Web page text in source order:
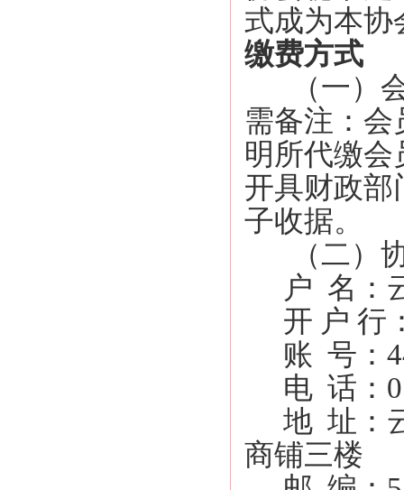
式成为本协
缴费方式
（一）
需备注：会
明所代缴会
开具财政部
子收据。
（二）
户 名：
开 户 行
账 号：
电 话：
地 址：
商铺三楼